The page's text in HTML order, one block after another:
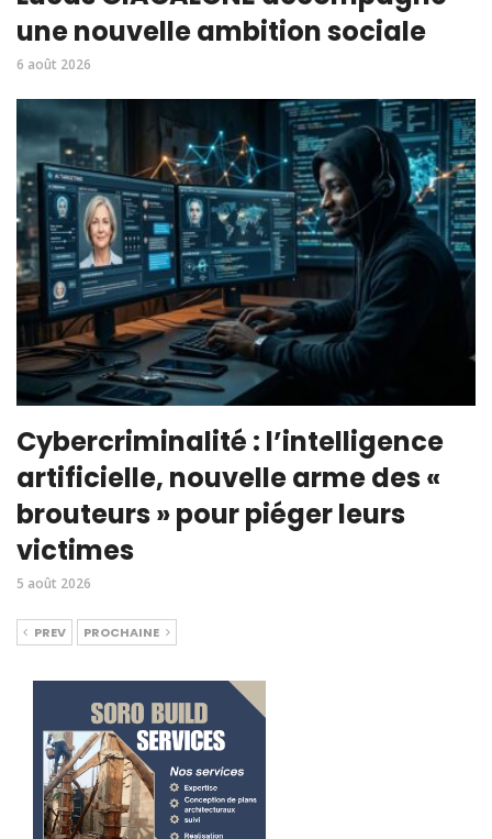
une nouvelle ambition sociale
6 août 2026
Cybercriminalité : l’intelligence
artificielle, nouvelle arme des «
brouteurs » pour piéger leurs
victimes
5 août 2026
PREV PROCHAINE